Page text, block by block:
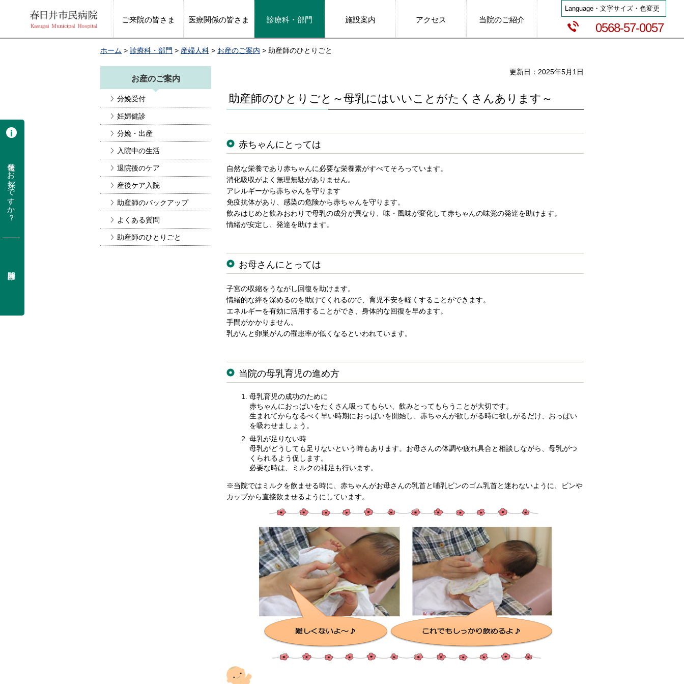
ご来院の皆さま 医療関係の皆さま 診療科・部門 施設案内 アクセス 当院のご紹介
Language・文字サイズ・色変更
0568-57-0057
情報をお探しですか？
ホーム > 診療科・部門 > 産婦人科 > お産のご案内 > 助産師のひとりごと
お産のご案内
分娩受付
妊婦健診
分娩・出産
入院中の生活
退院後のケア
産後ケア入院
助産師のバックアップ
よくある質問
助産師のひとりごと
更新日：2025年5月1日
助産師のひとりごと～母乳にはいいことがたくさんあります～
赤ちゃんにとっては
自然な栄養であり赤ちゃんに必要な栄養素がすべてそろっています。
消化吸収がよく無理無駄がありません。
アレルギーから赤ちゃんを守ります
免疫抗体があり、感染の危険から赤ちゃんを守ります。
飲みはじめと飲みおわりで母乳の成分が異なり、味・風味が変化して赤ちゃんの味覚の発達を助けます。
情緒が安定し、発達を助けます。
お母さんにとっては
子宮の収縮をうながし回復を助けます。
情緒的な絆を深めるのを助けてくれるので、育児不安を軽くすることができます。
エネルギーを有効に活用することができ、身体的な回復を早めます。
手間がかかりません。
乳がんと卵巣がんの罹患率が低くなるといわれています。
当院の母乳育児の進め方
母乳育児の成功のために
赤ちゃんにおっぱいをたくさん吸ってもらい、飲みとってもらうことが大切です。
生まれてからなるべく早い時期におっぱいを開始し、赤ちゃんが欲しがる時に欲しがるだけ、おっぱい
を吸わせましょう。
母乳が足りない時
母乳がどうしても足りないという時もあります。お母さんの体調や疲れ具合と相談しながら、母乳がつ
くられるよう促します。
必要な時は、ミルクの補足も行います。
※当院ではミルクを飲ませる時に、赤ちゃんがお母さんの乳首と哺乳ビンのゴム乳首と迷わないように、ビンや
カップから直接飲ませるようにしています。